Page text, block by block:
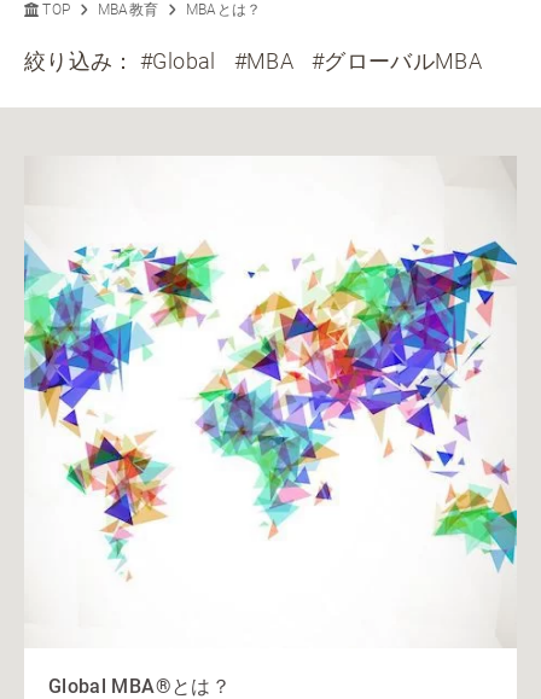
TOP MBA教育 MBAとは？
絞り込み：#Global #MBA #グローバルMBA
Global MBA®とは？